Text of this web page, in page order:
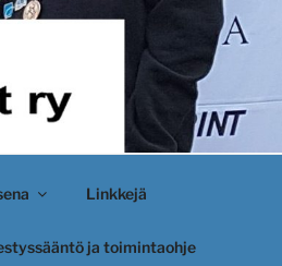
Linkkejä
ja toimintaohje